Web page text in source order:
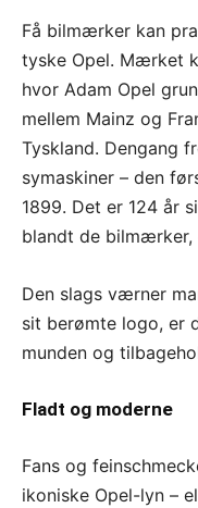
Få bilmærker kan
tyske Opel. Mærket
hvor Adam Opel
mellem Mainz og
Tyskland. Dengang
symaskiner – den
1899. Det er 124 år
blandt de
Den slags værner
sit berømte logo, er
munden og
Fladt og moderne
Fans og
ikoniske Opel-lyn –